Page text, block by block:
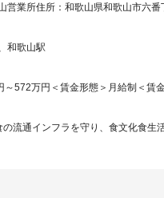
営業所住所：和歌山県和歌山市六
和歌山駅
～572万円＜賃金形態＞月給制＜
流通インフラを守り、食文化食生